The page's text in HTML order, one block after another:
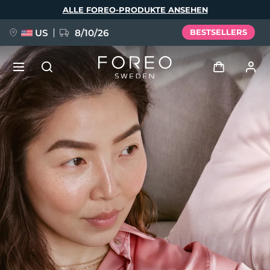
ALLE FOREO-PRODUKTE ANSEHEN
US 8/10/26 BESTSELLERS
Anmelden
Benutzerkonto
Meine Geräte
Meine Bestellungen
Meine Adressen
Meine Abonnements
NEU
FAQ™ Pure Beauty-Tech Elixir
BREAKING NEWS
issa™ Teeth Whitening Set
Sprache
English Deutsch
Español
Français
Italiano
Português
Polski
Svenska
Русский
Türkçe
简体中文 繁體中文